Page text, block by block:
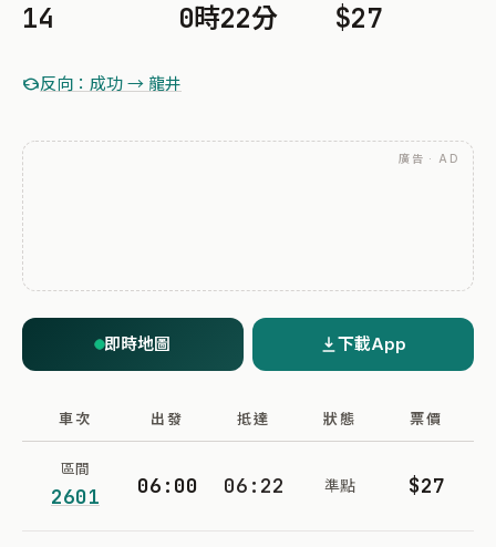
14 0時22分 $27
反向：成功 → 龍井
廣告 · AD
即時地圖 下載App
車次 出發 抵達 狀態 票價
區間
2601 06:00 06:22 準點 $27